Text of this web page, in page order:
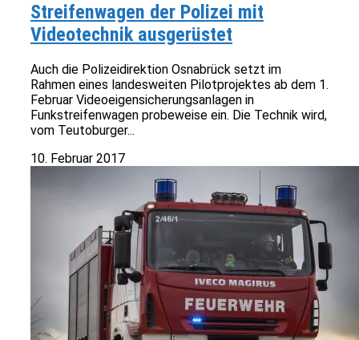
Streifenwagen der Polizei mit
Videotechnik ausgerüstet
Auch die Polizeidirektion Osnabrück setzt im
Rahmen eines landesweiten Pilotprojektes ab dem 1.
Februar Videoeigensicherungsanlagen in
Funkstreifenwagen probeweise ein. Die Technik wird,
vom Teutoburger...
10. Februar 2017